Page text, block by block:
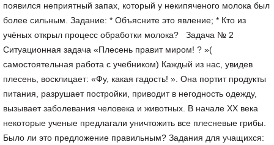
появился неприятный запах, который у некипяченого молока был
более сильным. Задание: * Объясните это явление; * Кто из
учёных открыл процесс обработки молока? Задача № 2
Ситуационная задача «Плесень правит миром! ? »(
самостоятельная работа с учебником) Каждый из нас, увидев
плесень, восклицает: «Фу, какая гадость! ». Она портит продукты
питания, разрушает постройки, приводит в негодность одежду,
вызывает заболевания человека и животных. В начале XX века
некоторые ученые предлагали уничтожить все плесневые грибы.
Было ли это предложение правильным? Задания для учащихся: